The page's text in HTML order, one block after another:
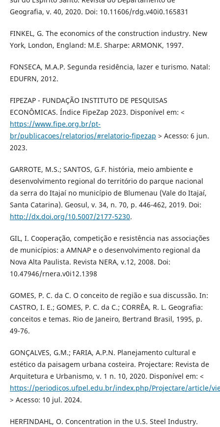
Geografia, v. 40, 2020. Doi: 10.11606/rdg.v40i0.165831
FINKEL, G. The economics of the construction industry. New
York, London, England: M.E. Sharpe: ARMONK, 1997.
FONSECA, M.A.P. Segunda residência, lazer e turismo. Natal:
EDUFRN, 2012.
FIPEZAP - FUNDAÇÃO INSTITUTO DE PESQUISAS
ECONÔMICAS. Índice FipeZap 2023. Disponível em: <
https://www.fipe.org.br/pt-
br/publicacoes/relatorios/#relatorio-fipezap > Acesso: 6 jun.
2023.
GARROTE, M.S.; SANTOS, G.F. história, meio ambiente e
desenvolvimento regional do território do parque nacional
da serra do Itajaí no município de Blumenau (Vale do Itajaí,
Santa Catarina). Geosul, v. 34, n. 70, p. 446-462, 2019. Doi:
http://dx.doi.org/10.5007/2177-5230.
GIL, I. Cooperação, competição e resistência nas associações
de municípios: a AMNAP e o desenvolvimento regional da
Nova Alta Paulista. Revista NERA, v.12, 2008. Doi:
10.47946/rnera.v0i12.1398
GOMES, P. C. da C. O conceito de região e sua discussão. In:
CASTRO, I. E.; GOMES, P. C. da C.; CORRÊA, R. L. Geografia:
conceitos e temas. Rio de Janeiro, Bertrand Brasil, 1995, p.
49-76.
GONÇALVES, G.M.; FARIA, A.P.N. Planejamento cultural e
estético da paisagem urbana costeira. Projectare: Revista de
Arquitetura e Urbanismo, v. 1 n. 10, 2020. Disponível em: <
https://periodicos.ufpel.edu.br/index.php/Projectare/article/
> Acesso: 10 jul. 2024.
HERFINDAHL, O. Concentration in the U.S. Steel Industry.